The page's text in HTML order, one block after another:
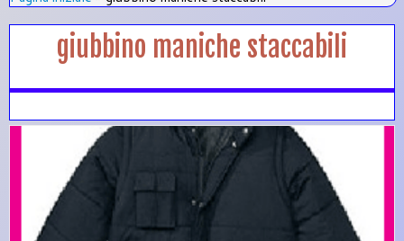
giubbino maniche staccabili